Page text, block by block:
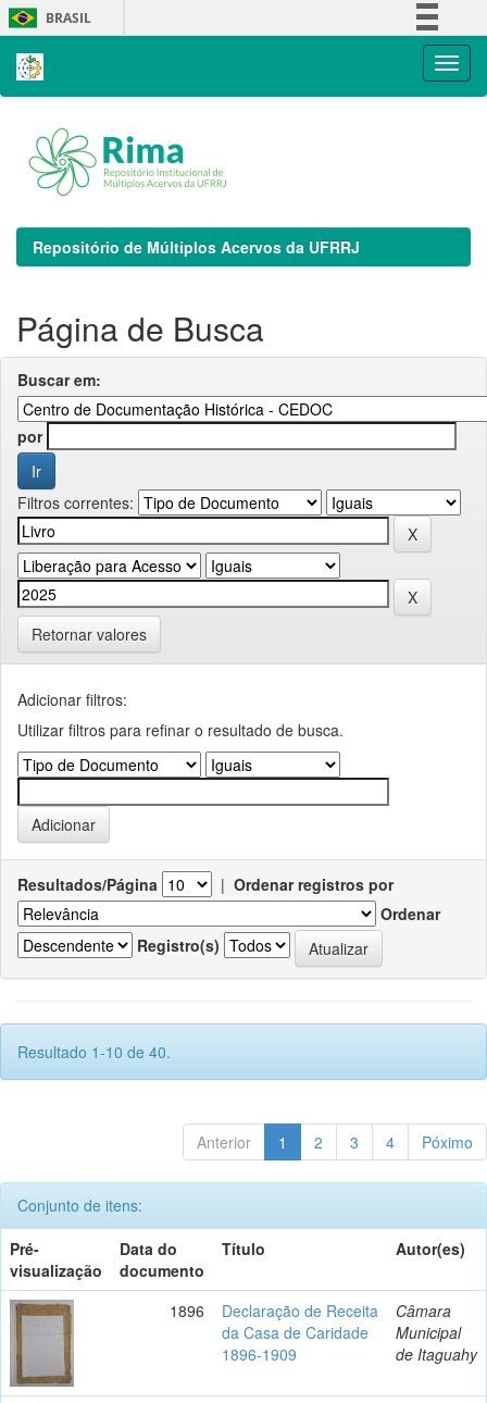
Skip
navigation
BRASIL
Repositório de Múltiplos Acervos da UFRRJ
Página de Busca
Buscar em:
por
Filtros correntes:
Retornar valores
Adicionar filtros:
Utilizar filtros para refinar o resultado de busca.
Resultados/Página | Ordenar registros por
Ordenar
Registro(s)
Resultado 1-10 de 40.
Anterior 1 2 3 4 Póximo
Conjunto de itens:
Pré-
visualização
Data do
documento
Título Autor(es)
1896
Declaração de Receita
da Casa de Caridade
1896-1909
Câmara
Municipal
de Itaguahy